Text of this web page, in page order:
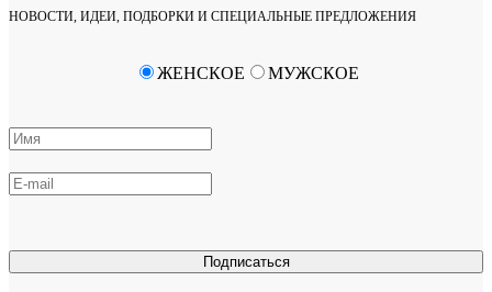
НОВОСТИ, ИДЕИ, ПОДБОРКИ И СПЕЦИАЛЬНЫЕ ПРЕДЛОЖЕНИЯ
Подписаться
ЖЕНСКОЕ МУЖСКОЕ